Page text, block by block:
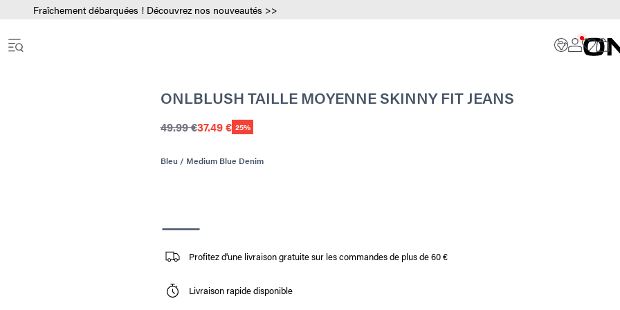
Fraîchement débarquées ! Découvrez nos nouveautés >>
ONLBLUSH TAILLE MOYENNE SKINNY FIT JEANS
49.99 €37.49 € 25%
Bleu / Medium Blue Denim
Profitez d'une livraison gratuite sur les commandes de plus de 60 €
Livraison rapide disponible